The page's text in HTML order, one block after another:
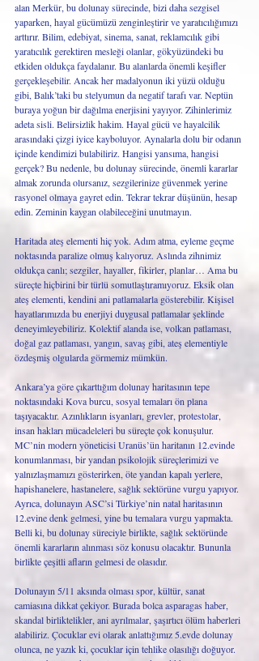
alan Merkür, bu dolunay sürecinde, bizi daha sezgisel
yaparken, hayal gücümüzü zenginleştirir ve yaratıcılığımızı
arttırır. Bilim, edebiyat, sinema, sanat, reklamcılık gibi
yaratıcılık gerektiren mesleği olanlar, gökyüzündeki bu
etkiden oldukça faydalanır. Bu alanlarda önemli keşifler
gerçekleşebilir. Ancak her madalyonun iki yüzü olduğu
gibi, Balık’taki bu stelyumun da negatif tarafı var. Neptün
buraya yoğun bir dağılma enerjisini yayıyor. Zihinlerimiz
adeta sisli. Belirsizlik hakim. Hayal gücü ve hayalcilik
arasındaki çizgi iyice kayboluyor. Aynalarla dolu bir odanın
içinde kendimizi bulabiliriz. Hangisi yansıma, hangisi
gerçek? Bu nedenle, bu dolunay sürecinde, önemli kararlar
almak zorunda olursanız, sezgilerinize güvenmek yerine
rasyonel olmaya gayret edin. Tekrar tekrar düşünün, hesap
edin. Zeminin kaygan olabileceğini unutmayın.
Haritada ateş elementi hiç yok. Adım atma, eyleme geçme
noktasında paralize olmuş kalıyoruz. Aslında zihnimiz
oldukça canlı; sezgiler, hayaller, fikirler, planlar… Ama bu
süreçte hiçbirini bir türlü somutlaştıramıyoruz. Eksik olan
ateş elementi, kendini ani patlamalarla gösterebilir. Kişisel
hayatlarımızda bu enerjiyi duygusal patlamalar şeklinde
deneyimleyebiliriz. Kolektif alanda ise, volkan patlaması,
doğal gaz patlaması, yangın, savaş gibi, ateş elementiyle
özdeşmiş olgularda görmemiz mümkün.
Ankara’ya göre çıkarttığım dolunay haritasının tepe
noktasındaki Kova burcu, sosyal temaları ön plana
taşıyacaktır. Azınlıkların isyanları, grevler, protestolar,
insan hakları mücadeleleri bu süreçte çok konuşulur.
MC’nin modern yöneticisi Uranüs’ün haritanın 12.evinde
konumlanması, bir yandan psikolojik süreçlerimizi ve
yalnızlaşmamızı gösterirken, öte yandan kapalı yerlere,
hapishanelere, hastanelere, sağlık sektörüne vurgu yapıyor.
Ayrıca, dolunayın ASC’si Türkiye’nin natal haritasının
12.evine denk gelmesi, yine bu temalara vurgu yapmakta.
Belli ki, bu dolunay süreciyle birlikte, sağlık sektöründe
önemli kararların alınması söz konusu olacaktır. Bununla
birlikte çeşitli afların gelmesi de olasıdır.
Dolunayın 5/11 aksında olması spor, kültür, sanat
camiasına dikkat çekiyor. Burada bolca asparagas haber,
skandal birliktelikler, ani ayrılmalar, şaşırtıcı ölüm haberleri
alabiliriz. Çocuklar evi olarak anlattığımız 5.evde dolunay
olunca, ne yazık ki, çocuklar için tehlike olasılığı doğuyor.